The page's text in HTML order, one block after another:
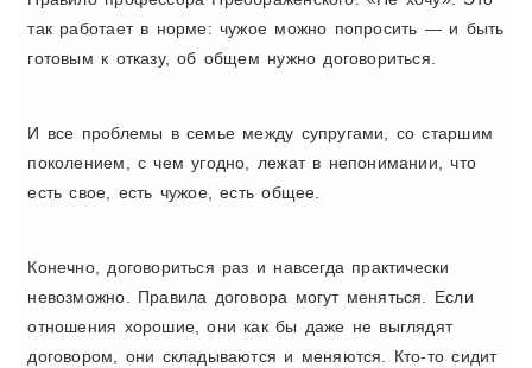
так работает в норме: чужое можно попросить — и быть
готовым к отказу, об общем нужно договориться.
И все проблемы в семье между супругами, со старшим
поколением, с чем угодно, лежат в непонимании, что
есть свое, есть чужое, есть общее.
Конечно, договориться раз и навсегда практически
невозможно. Правила договора могут меняться. Если
отношения хорошие, они как бы даже не выглядят
договором, они складываются и меняются. Кто-то сидит